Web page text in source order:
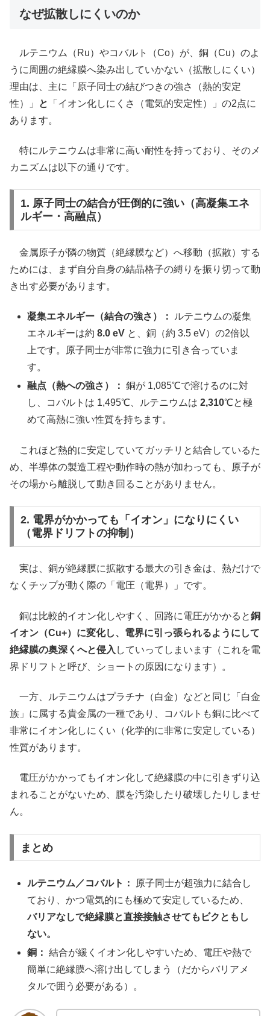
なぜ拡散しにくいのか
ルテニウム（Ru）やコバルト（Co）が、銅（Cu）のよ
うに周囲の絶縁膜へ染み出していかない（拡散しにくい）
理由は、主に「原子同士の結びつきの強さ（熱的安定
性）」
と
「イオン化しにくさ（電気的安定性）」の2点に
あります。
特にルテニウムは非常に高い耐性を持っており、そのメ
カニズムは以下の通りです。
1. 原子同士の結合が圧倒的に強い（高凝集エネ
ルギー・高融点）
金属原子が隣の物質（絶縁膜など）へ移動（拡散）する
ためには、まず自分自身の結晶格子の縛りを振り切って動
き出す必要があります。
凝集エネルギー（結合の強さ）：
ルテニウムの凝集
エネルギーは約8.0 eV と、銅（約 3.5 eV）の2倍以
上です。原子同士が非常に強力に引き合っていま
す。
融点（熱への強さ）： 銅が 1,085℃で溶けるのに対
し、コバルトは 1,495℃、ルテニウムは2,310℃と極
めて高熱に強い性質を持ちます。
これほど熱的に安定していてガッチリと結合しているた
め、半導体の製造工程や動作時の熱が加わっても、原子が
その場から離脱して動き回ることがありません。
2. 電界がかかっても「イオン」になりにくい
（電界ドリフトの抑制）
実は、銅が絶縁膜に拡散する最大の引き金は、熱だけで
なくチップが動く際の「電圧（電界）」です。
銅は比較的イオン化しやすく、回路に電圧がかかると銅
イオン（Cu+）に変化し、電界に引っ張られるようにして
絶縁膜の奥深くへと侵入 していってしまいます（これを電
界ドリフトと呼び、ショートの原因になります）。
一方、ルテニウムはプラチナ（白金）などと同じ「白金
族」に属する貴金属の一種であり、コバルトも銅に比べて
非常にイオン化しにくい（化学的に非常に安定している）
性質があります。
電圧がかかってもイオン化して絶縁膜の中に引きずり込
まれることがないため、膜を汚染したり破壊したりしませ
ん。
まとめ
ルテニウム／コバルト：
原子同士が超強力に結合し
ており、かつ電気的にも極めて安定しているため、
バリアなしで絶縁膜と直接接触させてもビクともし
ない。
銅： 結合が緩くイオン化しやすいため、電圧や熱で
簡単に絶縁膜へ溶け出してしまう（だからバリアメ
タルで囲う必要がある）。